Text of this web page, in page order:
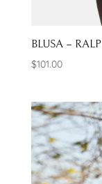
BLUSA –
$101.00